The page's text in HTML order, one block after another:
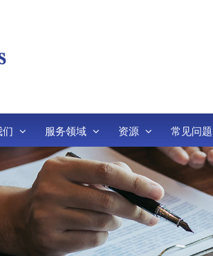
们 服务领域 资源 常见问题